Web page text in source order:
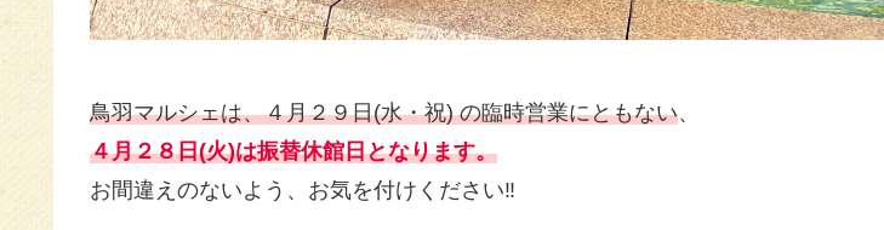
鳥羽マルシェは、４月２９日(水・祝) の臨時営業にともない、
４月２８日(火)は振替休館日となります。
お間違えのないよう、お気を付けください‼️